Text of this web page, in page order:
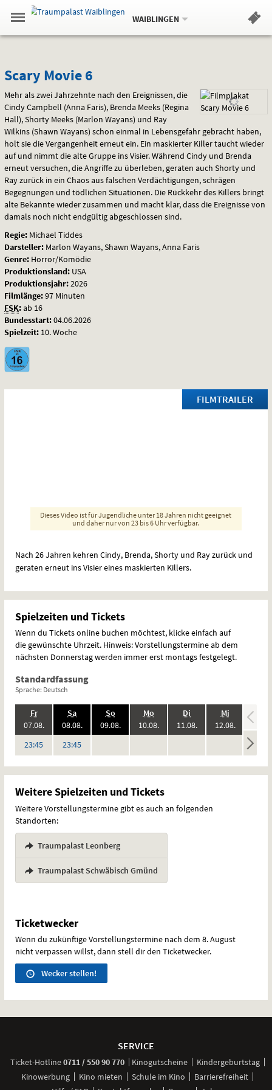
Springe
zum
,zum
.
Navigation
Gehe
zur
Standortauswahl
Standort:
WAIBLINGEN.
Hinweis
Scary
Movie
6
Scary Movie 6
Mehr als zwei Jahrzehnte nach den Ereignissen, die
Cindy Campbell (Anna Faris), Brenda Meeks (Regina
Hall), Shorty Meeks (Marlon Wayans) und Ray
Wilkins (Shawn Wayans) schon einmal in Lebensgefahr gebracht haben,
holt sie die Vergangenheit erneut ein. Ein maskierter Killer taucht wieder
auf und nimmt die alte Gruppe ins Visier. Während Cindy und Brenda
erneut versuchen, die Angriffe zu überleben, geraten auch Shorty und
Ray zurück in ein Chaos aus falschen Verdächtigungen, schrägen
Begegnungen und tödlichen Situationen. Die Rückkehr des Killers bringt
alte Bekannte wieder zusammen und macht klar, dass die Ereignisse von
damals noch nicht endgültig abgeschlossen sind.
Regie: Michael Tiddes
Darsteller: Marlon Wayans, Shawn Wayans, Anna Faris
Genre: Horror/Komödie
Produktionsland: USA
Produktionsjahr:2026
Filmlänge:97 Minuten
FSK:ab 16
Bundesstart:04.06.2026
Spielzeit: 10. Woche
FILMTRAILER
Dieses Video ist für Jugendliche unter 18 Jahren nicht geeignet
und daher nur von 23 bis 6 Uhr verfügbar.
Nach 26 Jahren kehren Cindy, Brenda, Shorty und Ray zurück und
geraten erneut ins Visier eines maskierten Killers.
Spielzeiten und Tickets
Wenn du Tickets online buchen möchtest, klicke einfach auf
die gewünschte Uhrzeit. Hinweis: Vorstellungstermine ab dem
nächsten Donnerstag werden immer erst montags festgelegt.
Standardfassung
Sprache: Deutsch
Fr.,
07.08.2026:
23:45Uhr
Sa.,
08.08.2026:
23:45Uhr
So.,
09.08.2026:
Vorstellungen
Mo.,
10.08.2026:
Vorstellungen
Di
11.08.2026:
Vorstellungen
Mi.,
12.08.2026:
Vorstellungen
keine
Weitere Spielzeiten und Tickets
Weitere Vorstellungstermine gibt es auch an folgenden
Standorten:
Traumpalast Leonberg
Traumpalast Schwäbisch Gmünd
Ticketwecker
Wenn du zukünftige Vorstellungstermine nach dem 8. August
nicht verpassen willst, dann stell dir den Ticketwecker.
Wecker stellen!
SERVICE
Ticket-Hotline0711 / 550 90 770anrufen
Kinogutscheine
Kindergeburtstag
Kinowerbung
Kino mieten Schule im Kino
Barrierefreiheit